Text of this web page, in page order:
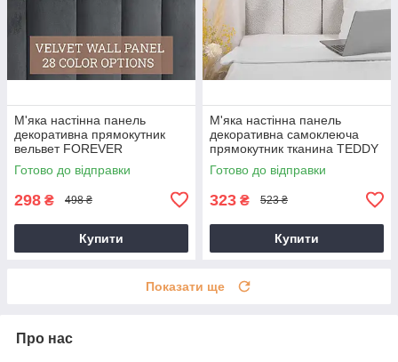
М'яка настінна панель
декоративна прямокутник
вельвет FOREVER
20х40х4см Сірий (97038pan)
Готово до відправки
298 ₴ 498 ₴
Купити
М'яка настінна панель
декоративна самоклеюча
прямокутник тканина TEDDY
20х50х4см Бежевий
(97021pan)
Готово до відправки
323 ₴ 523 ₴
Купити
Показати ще
Про нас